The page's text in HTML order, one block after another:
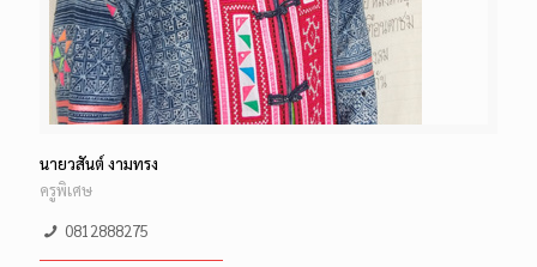
นายวสันต์ งามทรง
ครูพิเศษ
0812888275